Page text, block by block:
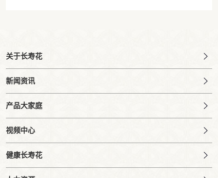
关于长寿花
新闻资讯
产品大家庭
视频中心
健康长寿花